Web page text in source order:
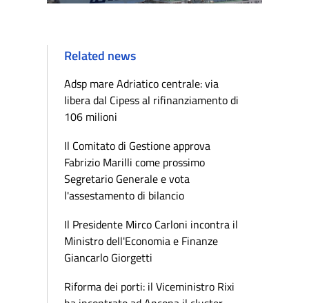
Related news
Adsp mare Adriatico centrale: via
libera dal Cipess al rifinanziamento di
106 milioni
Il Comitato di Gestione approva
Fabrizio Marilli come prossimo
Segretario Generale e vota
l'assestamento di bilancio
Il Presidente Mirco Carloni incontra il
Ministro dell'Economia e Finanze
Giancarlo Giorgetti
Riforma dei porti: il Viceministro Rixi